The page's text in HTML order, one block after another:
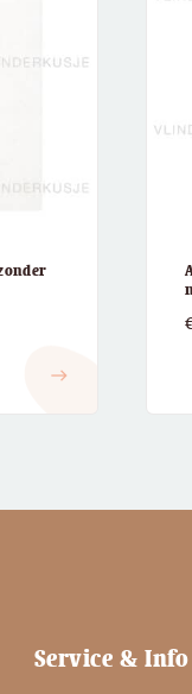
east
Service & Info